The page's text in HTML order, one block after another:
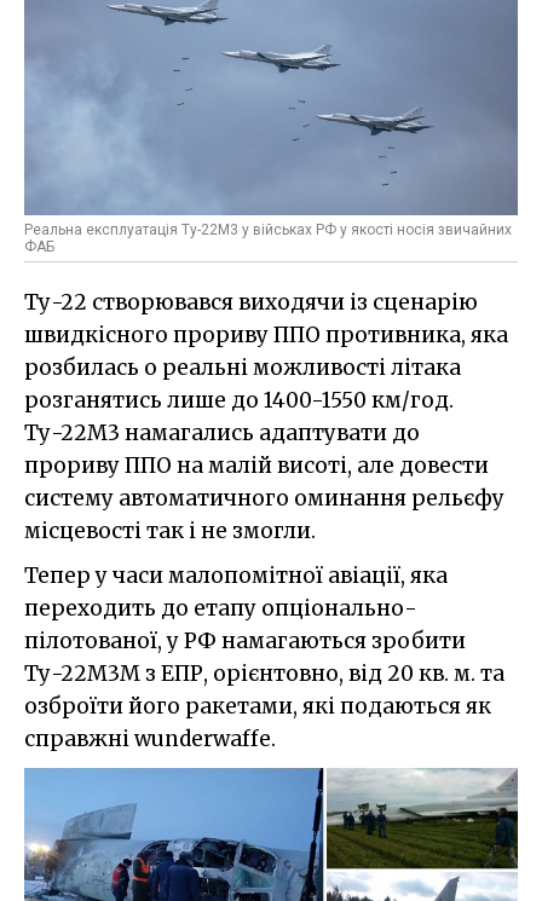
Реальна експлуатація Ту-22М3 у військах РФ у якості носія звичайних
ФАБ
Ту-22 створювався виходячи із сценарію
швидкісного прориву ППО противника, яка
розбилась о реальні можливості літака
розганятись лише до 1400-1550 км/год.
Ту-22М3 намагались адаптувати до
прориву ППО на малій висоті, але довести
систему автоматичного оминання рельєфу
місцевості так і не змогли.
Тепер у часи малопомітної авіації, яка
переходить до етапу опціонально-
пілотованої, у РФ намагаються зробити
Ту-22М3М з ЕПР, орієнтовно, від 20 кв. м. та
озброїти його ракетами, які подаються як
справжні wunderwaffe.